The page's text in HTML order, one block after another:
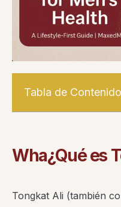
Tabla de
Wha¿Qué es
Tongkat Ali (también